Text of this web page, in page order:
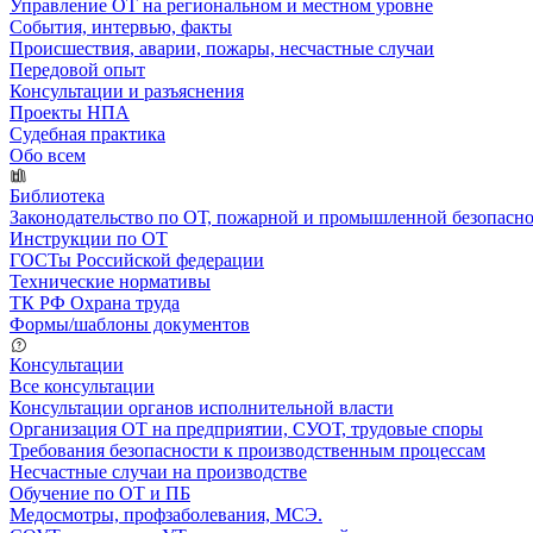
Управление ОТ на региональном и местном уровне
События, интервью, факты
Происшествия, аварии, пожары, несчастные случаи
Передовой опыт
Консультации и разъяснения
Проекты НПА
Судебная практика
Обо всем
Библиотека
Законодательство по ОТ, пожарной и промышленной
Инструкции по ОТ
ГОСТы Российской федерации
Технические нормативы
ТК РФ Охрана труда
Формы/шаблоны документов
Консультации
Все консультации
Консультации органов исполнительной власти
Организация ОТ на предприятии, СУОТ, трудовые споры
Требования безопасности к производственным процессам
Несчастные случаи на производстве
Обучение по ОТ и ПБ
Медосмотры, профзаболевания, МСЭ.